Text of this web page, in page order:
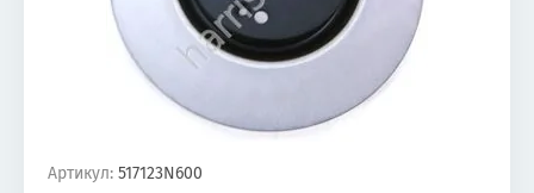
Артикул: 517123N600